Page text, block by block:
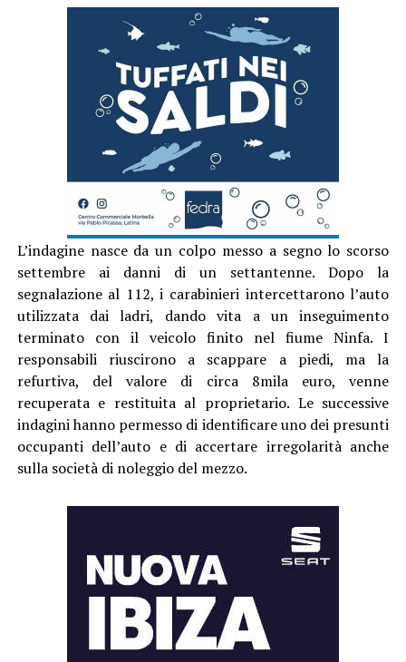
L’indagine nasce da un colpo messo a segno lo scorso
settembre ai danni di un settantenne. Dopo la
segnalazione al 112, i carabinieri intercettarono l’auto
utilizzata dai ladri, dando vita a un inseguimento
terminato con il veicolo finito nel fiume Ninfa. I
responsabili riuscirono a scappare a piedi, ma la
refurtiva, del valore di circa 8mila euro, venne
recuperata e restituita al proprietario. Le successive
indagini hanno permesso di identificare uno dei presunti
occupanti dell’auto e di accertare irregolarità anche
sulla società di noleggio del mezzo.